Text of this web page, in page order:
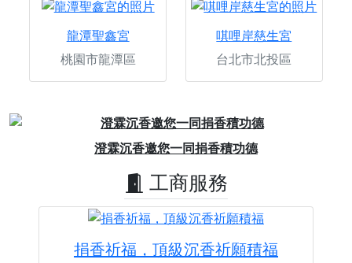
龍潭聖鑫宮
桃園市龍潭區
唭哩岸慈生宮
台北市北投區
澄霖沉香邀您一同捐香積功德
工商服務
捐香祈福，頂級沉香祈願積福